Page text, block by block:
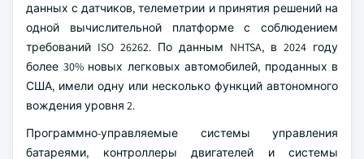
данных с датчиков, телеметрии и принятия решений на
одной вычислительной платформе с соблюдением
требований ISO 26262. По данным NHTSA, в 2024 году
более 30% новых легковых автомобилей, проданных в
США, имели одну или несколько функций автономного
вождения уровня 2.
Программно-управляемые системы управления
батареями, контроллеры двигателей и системы